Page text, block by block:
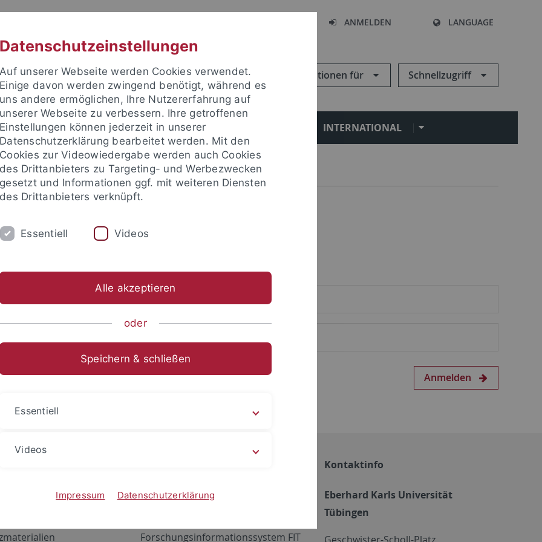
ANMELDEN LANGUAGE
Informationen für Schnellzugriff
FORSCHUNG EINRICHTUNGEN INTERNATIONAL
um sich anzumelden:
Anmelden
Netzwerk
ALMA
Forschungsinformationssystem FIT
Kontaktinfo
Eberhard Karls Universität
Tübingen
Datenschutzeinstellungen
Auf unserer Webseite werden Cookies verwendet.
Einige davon werden zwingend benötigt, während es
uns andere ermöglichen, Ihre Nutzererfahrung auf
unserer Webseite zu verbessern. Ihre getroffenen
Einstellungen können jederzeit in unserer
Datenschutzerklärung bearbeitet werden. Mit den
Cookies zur Videowiedergabe werden auch Cookies
des Drittanbieters zu Targeting- und Werbezwecken
gesetzt und Informationen ggf. mit weiteren Diensten
des Drittanbieters verknüpft.
Essentiell Videos
Alle akzeptieren
oder
Speichern & schließen
Essentiell
Videos
Impressum Datenschutzerklärung